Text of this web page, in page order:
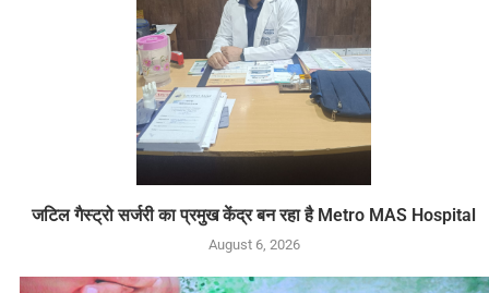
जटिल गैस्ट्रो सर्जरी का प्रमुख केंद्र बन रहा है Metro MAS Hospital
August 6, 2026